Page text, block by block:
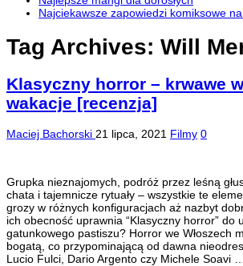
Najciekawsze zapowiedzi komiksowe
Tag Archives: Will
Klasyczny horror – krwawe
wakacje [recenzja]
Maciej Bachorski 21 lipca, 2021 Filmy 0
Grupka nieznajomych, podróż przez leśną
chata i tajemnicze rytuały – wszystkie te
grozy w różnych konfiguracjach aż nazbyt
ich obecność uprawnia “Klasyczny horror” do
gatunkowego pastiszu? Horror we Włoszech
bogatą, co przypominającą od dawna
Lucio Fulci, Dario Argento czy Michele Soavi …